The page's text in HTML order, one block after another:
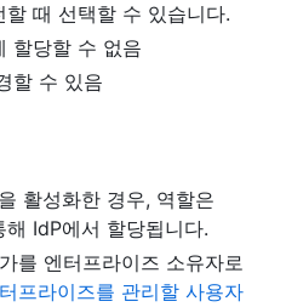
때 선택할 수 있습니다.
할당할 수 없음
할 수 있음
활성화한 경우, 역할은
해 IdP에서 할당됩니다.
를 엔터프라이즈 소유자로
프라이즈를 관리할 사용자